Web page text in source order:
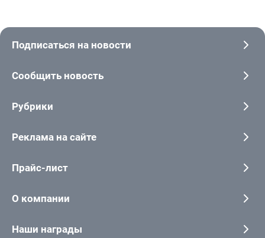
Подписаться на новости
Сообщить новость
Рубрики
Реклама на сайте
Прайс-лист
О компании
Наши награды